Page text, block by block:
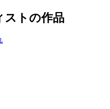
ストの作品